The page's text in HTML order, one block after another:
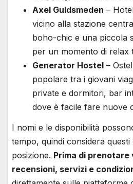
Axel Guldsmeden –
vicino alla stazione
boho-chic e una piccola
per un momento di relax
Generator Hostel –
popolare tra i giovani
private e dormitori, bar
dove è facile fare nuove
I nomi e le disponibilità
tempo, quindi considera questi
posizione. Prima di
recensioni, servizi e